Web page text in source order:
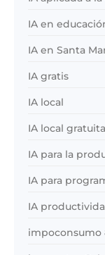
IA en
IA en Santa
IA gratis
IA local
IA local gratuita
IA para la
IA para
IA
impoconsumo